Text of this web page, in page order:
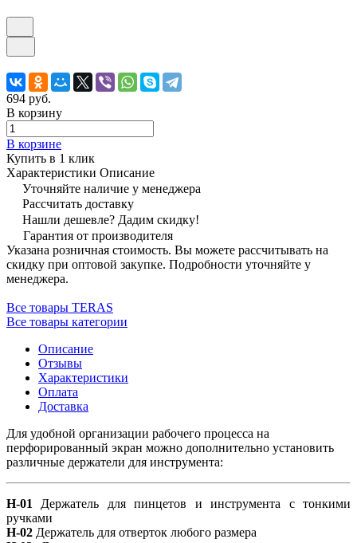
694 руб.
В корзину
В корзине
Купить в 1 клик
Характеристики Описание
Уточняйте наличие у менеджера
Рассчитать доставку
Нашли дешевле? Дадим скидку!
Гарантия от производителя
Указана розничная стоимость. Вы можете рассчитывать на
скидку при оптовой закупке. Подробности уточняйте у
менеджера.
Все товары TERAS
Все товары категории
Описание
Отзывы
Характеристики
Оплата
Доставка
Для удобной организации рабочего процесса на
перфорированный экран можно дополнительно установить
различные держатели для инструмента:
Н-01 Держатель для пинцетов и инструмента с тонкими
ручками
H-02 Держатель для отверток любого размера